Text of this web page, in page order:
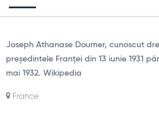
Joseph Athanase Doumer, cunoscut
președintele Franței din 13 iunie 1931
mai 1932. Wikipedia
France